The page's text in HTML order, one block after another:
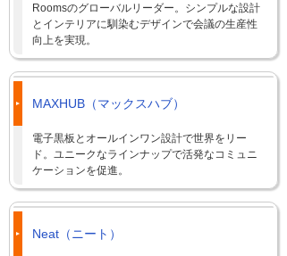
Roomsのグローバルリーダー。シンプルな設計
とインテリアに馴染むデザインで会議の生産性
向上を実現。
MAXHUB（マックスハブ）
電子黒板とオールインワン設計で世界をリー
ド。ユニークなラインナップで活発なコミュニ
ケーションを促進。
Neat（ニート）